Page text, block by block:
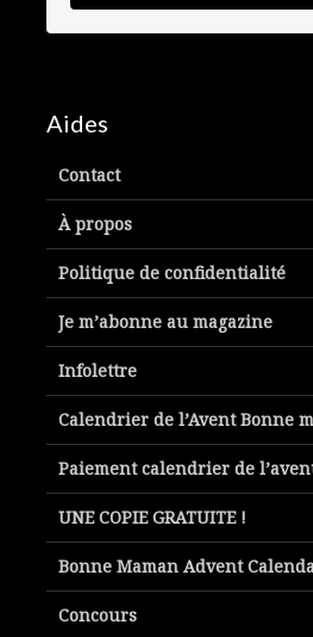
Aides
Contact
À propos
Politique de confidentialité
Je m’abonne au magazine
Infolettre
Calendrier de l’Avent Bonne
Paiement calendrier de
UNE COPIE GRATUITE !
Bonne Maman Advent
Concours